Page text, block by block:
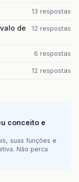
13 respostas
de
12 respostas
6 respostas
12 respostas
conceito e
suas funções e
Não perca